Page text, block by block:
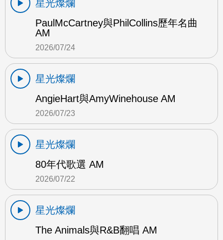
星光燦爛
PaulMcCartney與PhilCollins歷年名曲
AM
2026/07/24
星光燦爛
AngieHart與AmyWinehouse AM
2026/07/23
星光燦爛
80年代歌選 AM
2026/07/22
星光燦爛
The Animals與R&B翻唱 AM